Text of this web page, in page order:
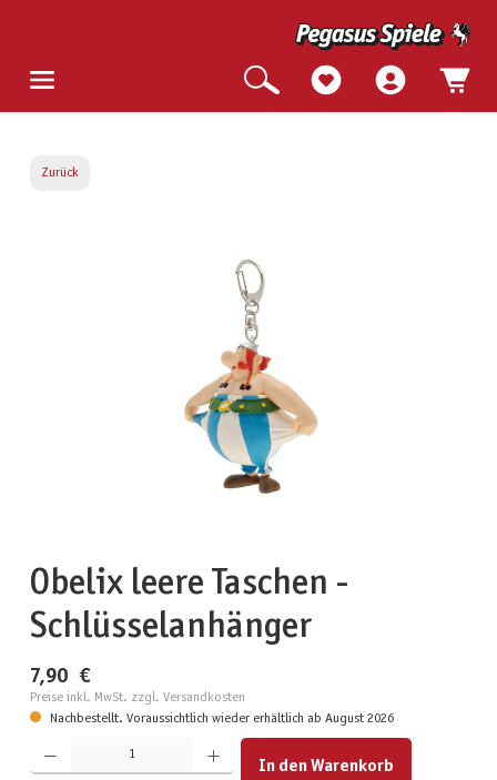
Zurück
Obelix leere Taschen -
Schlüsselanhänger
7,90 €
Preise inkl. MwSt. zzgl. Versandkosten
Nachbestellt. Voraussichtlich wieder erhältlich ab August 2026
Produkt Anzahl: Gib den gewünschten Wert ein oder benutze die Schaltflächen um die Anzahl zu
In den Warenkorb